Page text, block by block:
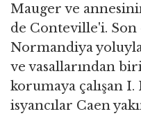
Mauger ve
de Conteville'i. Son
Normandiya
ve vasallarından
korumaya çalışan
isyancılar Caen